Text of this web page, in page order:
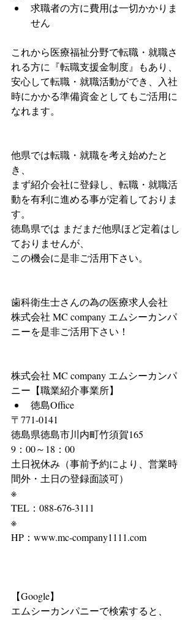
求職者の方に費用は一切かかりま
せん
これから医療福祉分野で転職・就職さ
れる方に『転職支援金制度』もあり、
安心して転職・就職活動ができ、入社
時にかかる準備資金としてもご活用に
なれます。
他県では転職・就職を考え始めたと
き、
まず紹介会社に登録し、転職・就職活
動を有利に進める事が定着しておりま
す。
徳島県では まだまだ他県ほど定着はし
ておりませんが、
この機会に是非ご活用下さい。
歯科衛生士さんの為の医療求人会社
株式会社 MC company エムシーカンパ
ニーを是非ご活用下さい！
株式会社 MC company エムシーカンパ
ニー【職業紹介事業所】
徳島Office
〒771-0141
徳島県徳島市川内町竹須賀165
9：00～18：00
土日祝休み（事前予約により、営業時
間外・土日の登録面談可）
※
TEL：088-676-3111
※
HP：www.mc-company1111.com
【Google】
エムシーカンパニーで検索すると、